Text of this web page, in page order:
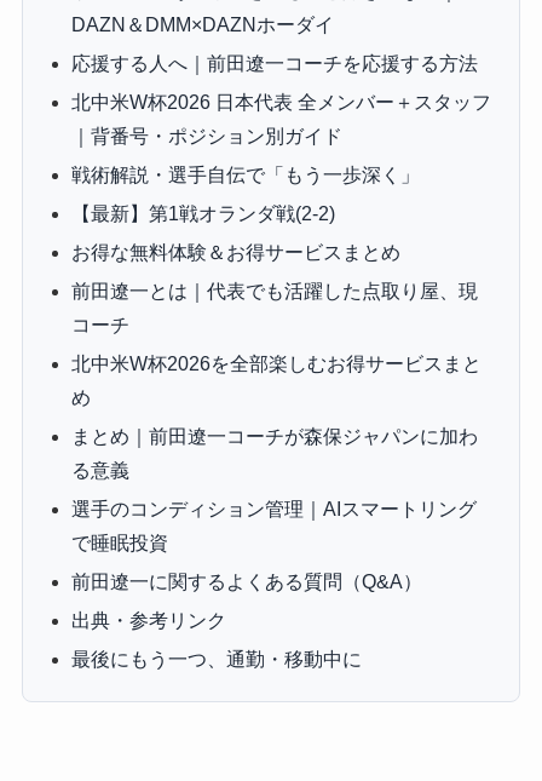
DAZN＆DMM×DAZNホーダイ
応援する人へ｜前田遼一コーチを応援する方法
北中米W杯2026 日本代表 全メンバー＋スタッフ
｜背番号・ポジション別ガイド
戦術解説・選手自伝で「もう一歩深く」
【最新】第1戦オランダ戦(2-2)
お得な無料体験＆お得サービスまとめ
前田遼一とは｜代表でも活躍した点取り屋、現
コーチ
北中米W杯2026を全部楽しむお得サービスまと
め
まとめ｜前田遼一コーチが森保ジャパンに加わ
る意義
選手のコンディション管理｜AIスマートリング
で睡眠投資
前田遼一に関するよくある質問（Q&A）
出典・参考リンク
最後にもう一つ、通勤・移動中に